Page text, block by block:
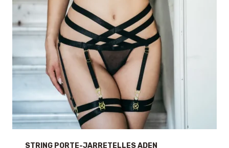
STRING PORTE-JARRETELLES ADEN